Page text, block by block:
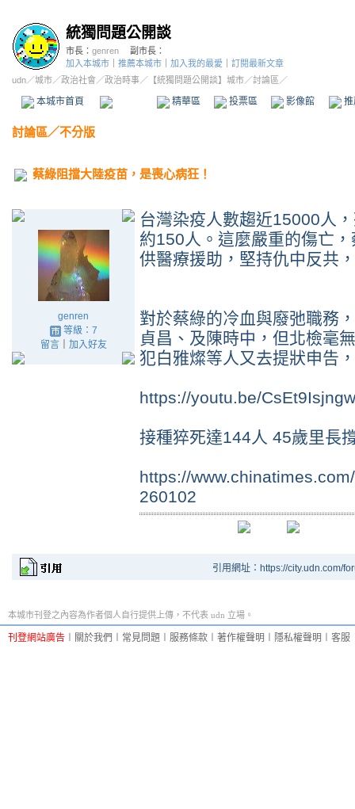
統獨問題公開談
市長： genren
副市長：
加入本城市
推薦本城市 加入我的最愛
訂閱最新文章
udn／城市／政治社會 ／政治時事／ 【統獨問題公開談】城市／討論區／
本城市首頁 精華區 投票區 影像館
討論區／不分版
蔡綠阻擋大陸疫苗，是喪心病狂！
genren
等級：7
留言｜ 加入好友
台灣染疫人數趨近15000人
約150人。這麼嚴重的傷亡
供醫療援助，堅持仇中反共
對於蔡綠的冷血與廢弛職務
貞昌、及陳時中，但北檢毫
犯白雅燦等人又去提狀申告
https://youtu.be/CsEt9Isjngw
接種猝死達144人 45歲里長
https://
260102
引用網址：https://city.udn.com/
本城市刊登之內容為作者個人自行提供上傳，不代表 udn 立場。
刊登網站廣告 關於我們 常見問題 服務條款 著作權聲明 隱私權聲明 客服